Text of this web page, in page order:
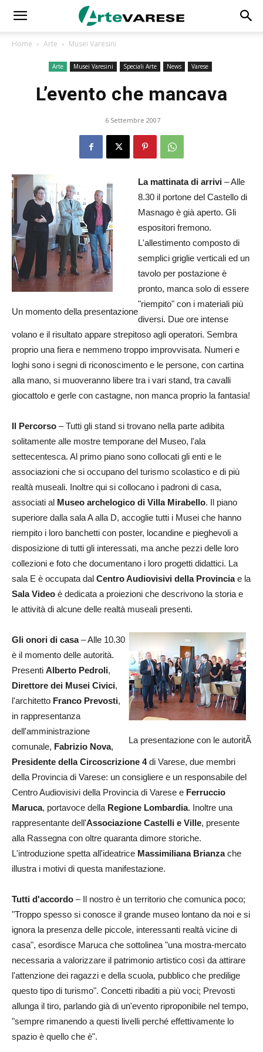
Home Arte Musei Varesini
Arte Musei Varesini Speciali Arte News Varese
L’evento che mancava
6 Settembre 2007
Un momento della presentazione
La mattinata di arrivi – Alle
8.30 il portone del Castello di
Masnago è già aperto. Gli
espositori fremono.
L'allestimento composto di
semplici griglie verticali ed un
tavolo per postazione è
pronto, manca solo di essere
"riempito" con i materiali più
diversi. Due ore intense
volano e il risultato appare strepitoso agli operatori. Sembra
proprio una fiera e nemmeno troppo improvvisata. Numeri e
loghi sono i segni di riconoscimento e le persone, con cartina
alla mano, si muoveranno libere tra i vari stand, tra cavalli
giocattolo e gerle con castagne, non manca proprio la fantasia!
Il Percorso – Tutti gli stand si trovano nella parte adibita
solitamente alle mostre temporane del Museo, l'ala
settecentesca. Al primo piano sono collocati gli enti e le
associazioni che si occupano del turismo scolastico e di più
realtà museali. Inoltre qui si collocano i padroni di casa,
associati al Museo archelogico di Villa Mirabello. Il piano
superiore dalla sala A alla D, accoglie tutti i Musei che hanno
riempito i loro banchetti con poster, locandine e pieghevoli a
disposizione di tutti gli interessati, ma anche pezzi delle loro
collezioni e foto che documentano i loro progetti didattici. La
sala E è occupata dal Centro Audiovisivi della Provinciae la
Sala Video è dedicata a proiezioni che descrivono la storia e
le attività di alcune delle realtà museali presenti.
La presentazione con le autoritÃ
Gli onori di casa– Alle 10.30
è il momento delle autorità.
Presenti Alberto Pedroli,
Direttore dei Musei Civici,
l'architetto Franco Prevosti,
in rappresentanza
dell'amministrazione
comunale, Fabrizio Nova,
Presidente della Circoscrizione 4di Varese, due membri
della Provincia di Varese: un consigliere e un responsabile del
Centro Audiovisivi della Provincia di Varese e Ferruccio
Maruca, portavoce della Regione Lombardia. Inoltre una
rappresentante dell'Associazione Castelli e Ville, presente
alla Rassegna con oltre quaranta dimore storiche.
L'introduzione spetta all'ideatrice Massimiliana Brianzache
illustra i motivi di questa manifestazione.
Tutti d'accordo – Il nostro è un territorio che comunica poco;
"Troppo spesso si conosce il grande museo lontano da noi e si
ignora la presenza delle piccole, interessanti realtà vicine di
casa", esordisce Maruca che sottolinea "una mostra-mercato
necessaria a valorizzare il patrimonio artistico così da attirare
l'attenzione dei ragazzi e della scuola, pubblico che predilige
questo tipo di turismo". Concetti ribaditi a più voci; Prevosti
allunga il tiro, parlando già di un'evento riproponibile nel tempo,
"sempre rimanendo a questi livelli perché effettivamente lo
spazio è quello che è".